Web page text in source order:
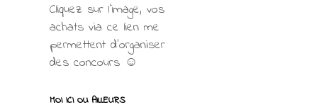
Cliquez sur l'image, vos
achats via ce lien me
permettent d’organiser
des concours ☺
MOI ICI OU AILLEURS